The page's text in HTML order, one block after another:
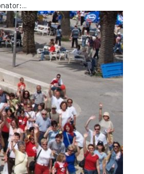
...